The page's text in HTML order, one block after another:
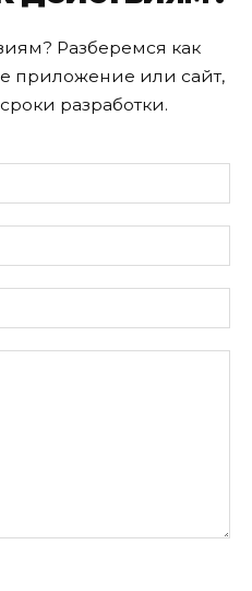
Разберемся как
приложение или сайт,
разработки.